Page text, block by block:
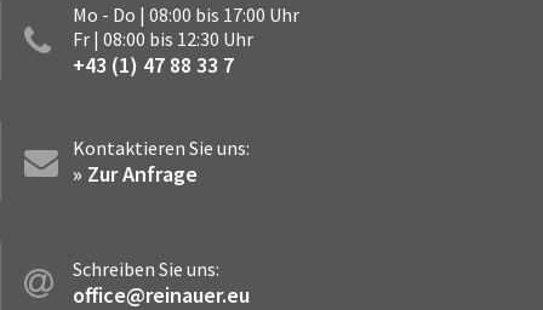
Mo - Do | 08:00 bis 17:00 Uhr
Fr | 08:00 bis 12:30 Uhr
+43 (1) 47 88 33 7
Kontaktieren Sie uns:
» Zur Anfrage
Schreiben Sie uns:
office@reinauer.eu